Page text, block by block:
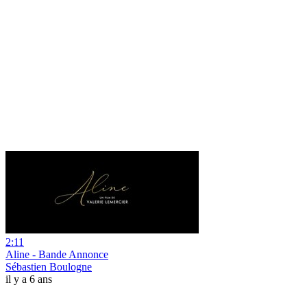
2:11
Aline - Bande Annonce
Sébastien Boulogne
il y a 6 ans